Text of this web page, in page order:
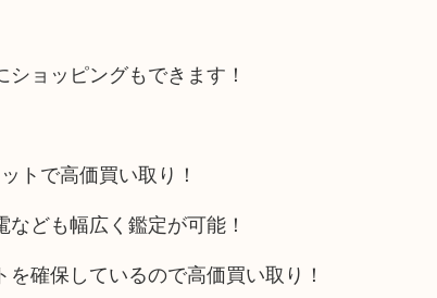
ョッピングもできます！
トで高価買い取り！
ども幅広く鑑定が可能！
確保しているので高価買い取り！